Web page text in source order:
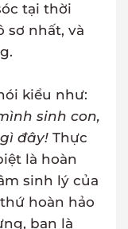
tại thời
sơ nhất, và
kiểu như:
sinh con,
đây! Thực
là hoàn
sinh lý của
hoàn hảo
bạn là